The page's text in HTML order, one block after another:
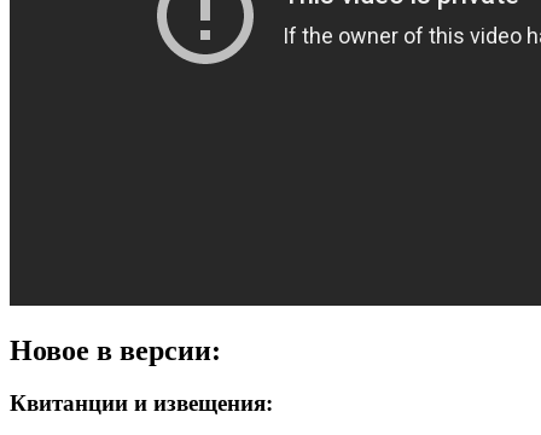
Новое в версии:
Квитанции и извещения: